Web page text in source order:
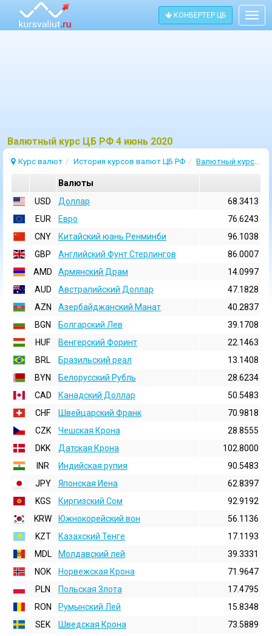
КОНВЕРТЕР ЦБ
Bалютный курс ЦБ РФ 4 июнь 2020
Курс валют История курсов валют ЦБ РФ Валютный курс 4 Июнь 2020
Валюты
USD
Доллар
68.3413
EUR
Евро
76.6243
CNY
Китайский юань Ренминби
96.1038
GBP
Английский Фунт Стерлингов
86.0007
AMD
Армянский Драм
14.0997
AUD
Австралийский Доллар
47.1828
AZN
Азербайджанский Манат
40.2837
BGN
Болгарский Лев
39.1708
HUF
Венгерский Форинт
22.1463
BRL
Бразильский реал
13.1408
BYN
Белорусский Рубль
28.6234
CAD
Канадский Доллар
50.5483
CHF
Швейцарский Франк
70.9818
CZK
Чешская Крона
28.8555
DKK
Датская Крона
102.8000
INR
Индийская pупия
90.5483
JPY
Японская Иена
62.8397
KGS
Киргизский Сом
92.9192
KRW
Южнокорейский вон
56.1136
KZT
Казахский Тенге
17.1193
MDL
Молдавский лей
39.3331
NOK
Норвежская Крона
71.9647
PLN
Польская Злота
17.4795
RON
Румынский Лей
15.8348
SEK
Шведская Крона
73.5889